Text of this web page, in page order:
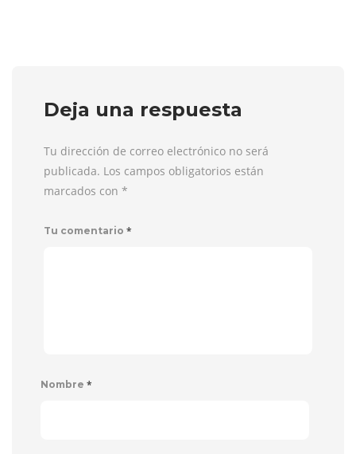
Deja una respuesta
Tu dirección de correo electrónico no será
publicada. Los campos obligatorios están
marcados con *
Tu comentario *
Nombre *